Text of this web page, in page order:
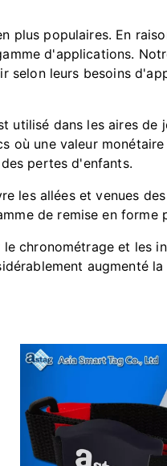
plus populaires. En
d'applications.
selon leurs besoins
utilisé dans les aires de
où une valeur
pertes d'enfants.
les allées et venues
de remise en forme
chronométrage et les
augmenté